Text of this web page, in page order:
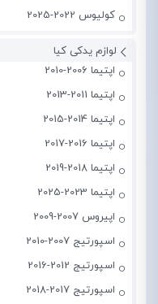
کولیوس 2022-2025
لوازم یدکی کیا
اپتیما 2006-2010
اپتیما 2011-2013
اپتیما 2014-2015
اپتیما 2016-2017
اپتیما 2018-2019
اپتیما 2023-2025
اپیروس 2007-2009
اسپورتیج 2007-2010
اسپورتیج 2012-2016
اسپورتیج 2017-2018